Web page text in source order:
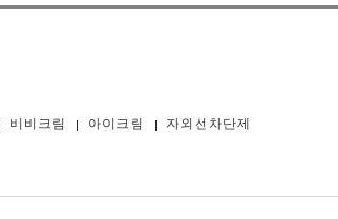
비비크림 아이크림 자외선차단제